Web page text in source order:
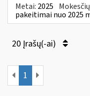
Metai: 2025
pakeitimai nuo 2025
20 Įrašų(-ai)
1